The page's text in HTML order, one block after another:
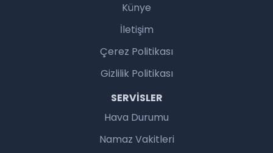
Künye
İletişim
Çerez Politikası
Gizlilik Politikası
SERVISLER
Hava Durumu
Namaz Vakitleri